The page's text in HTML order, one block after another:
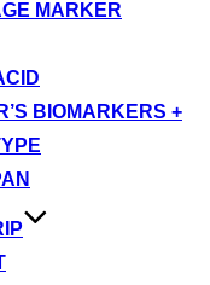
MARKER
BIOMARKERS +